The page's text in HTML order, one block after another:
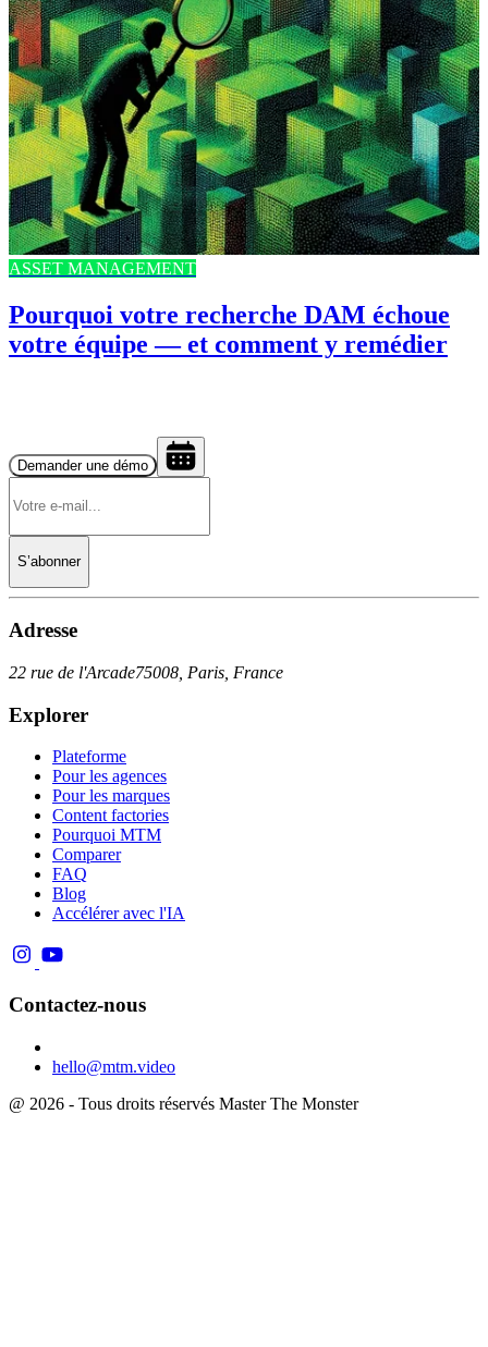
ASSET MANAGEMENT
Pourquoi votre recherche DAM échoue
votre équipe — et comment y remédier
Demander une démo
S’abonner
Adresse
22 rue de l'Arcade75008, Paris, France
Explorer
Plateforme
Pour les agences
Pour les marques
Content factories
Pourquoi MTM
Comparer
FAQ
Blog
Accélérer avec l'IA
Contactez-nous
hello@mtm.video
@ 2026 - Tous droits réservés Master The Monster